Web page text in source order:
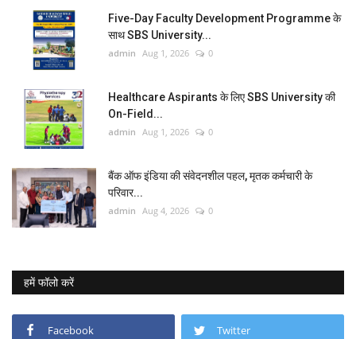
Five-Day Faculty Development Programme के
साथ SBS University...
admin Aug 1, 2026 0
Healthcare Aspirants के लिए SBS University की
On-Field...
admin Aug 1, 2026 0
बैंक ऑफ इंडिया की संवेदनशील पहल, मृतक कर्मचारी के
परिवार...
admin Aug 4, 2026 0
हमें फॉलो करें
Facebook Twitter